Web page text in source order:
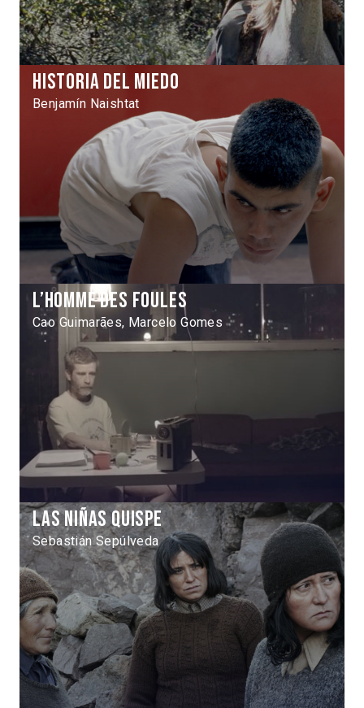
Historia del miedo
Benjamín Naishtat
L’Homme des foules
Cao Guimarães, Marcelo Gomes
Las Niñas Quispe
Sebastián Sepúlveda